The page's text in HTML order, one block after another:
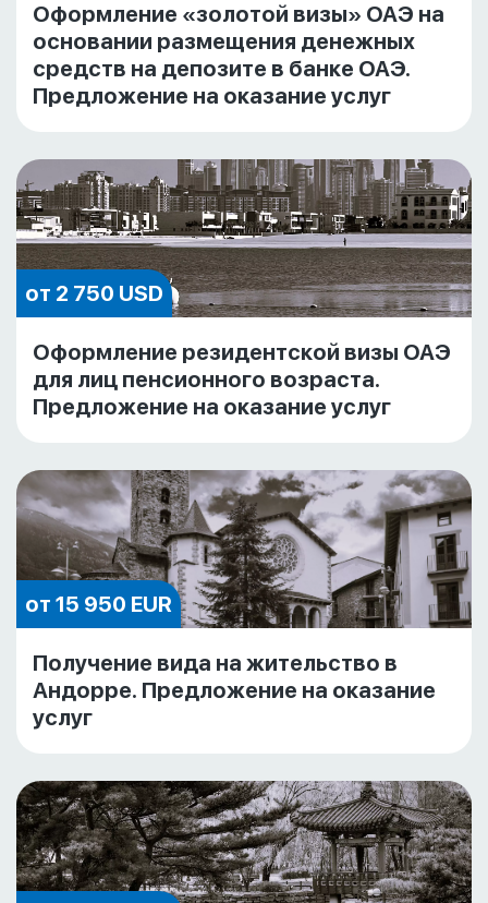
Оформление «золотой визы» ОАЭ на
основании размещения денежных
средств на депозите в банке ОАЭ.
Предложение на оказание услуг
от 2 750 USD
Оформление резидентской визы ОАЭ
для лиц пенсионного возраста.
Предложение на оказание услуг
от 15 950 EUR
Получение вида на жительство в
Андорре. Предложение на оказание
услуг